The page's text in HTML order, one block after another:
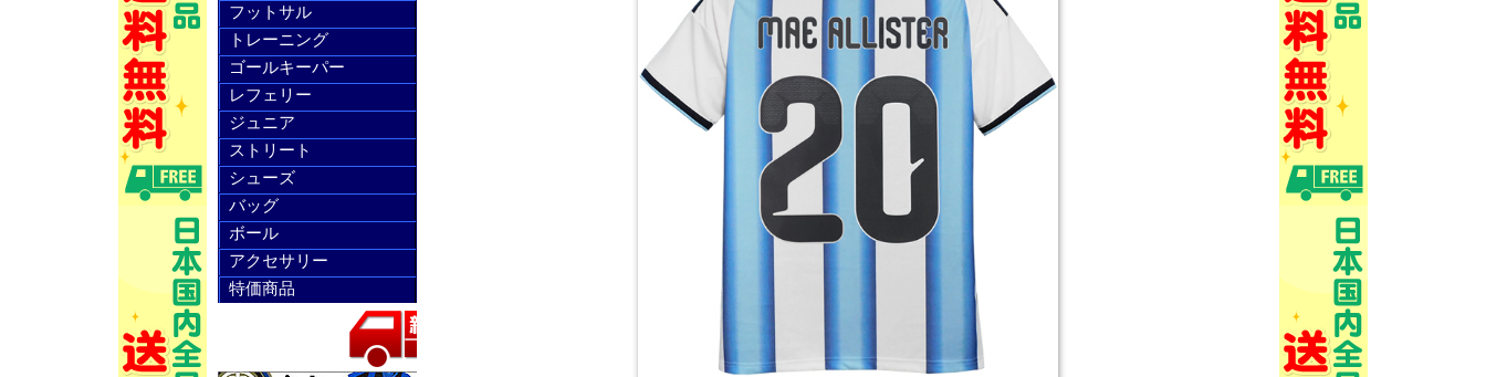
フットサル
トレーニング
ゴールキーパー
レフェリー
ジュニア
ストリート
シューズ
バッグ
ボール
アクセサリー
特価商品